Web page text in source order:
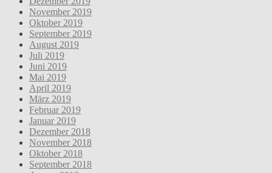
November 2019
Oktober 2019
September 2019
August 2019
Juli 2019
Juni 2019
Mai 2019
April 2019
März 2019
Februar 2019
Januar 2019
Dezember 2018
November 2018
Oktober 2018
September 2018